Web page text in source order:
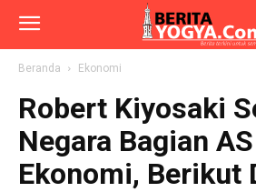
Beranda Ekonomi
Robert Kiyosaki
Negara Bagian
Ekonomi, Berikut